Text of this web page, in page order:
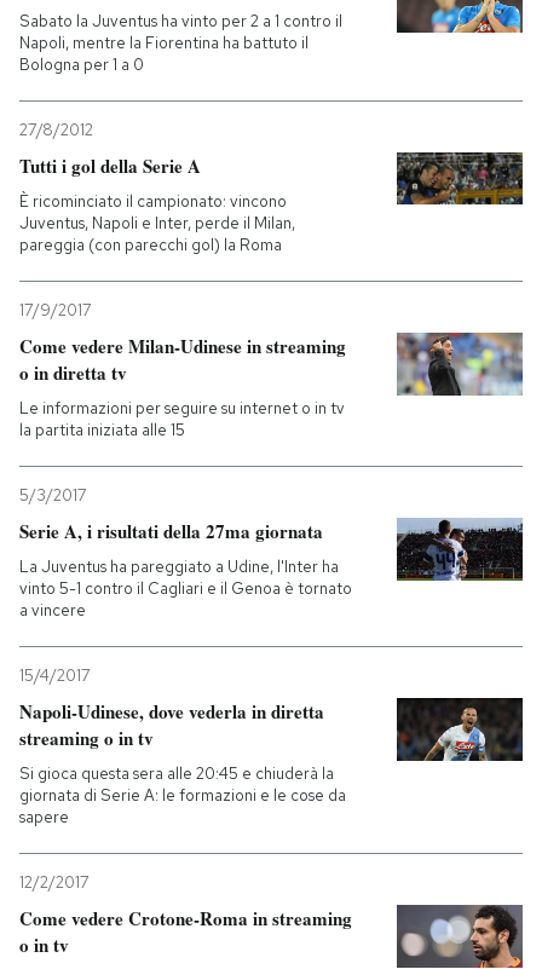
CALENDARIO
AREA PERSONALE
Entra
Sabato la Juventus ha vinto per 2 a 1 contro il
Napoli, mentre la Fiorentina ha battuto il
Bologna per 1 a 0
27/8/2012
Tutti i gol della Serie A
È ricominciato il campionato: vincono
Juventus, Napoli e Inter, perde il Milan,
pareggia (con parecchi gol) la Roma
17/9/2017
Come vedere Milan-Udinese in streaming
o in diretta tv
Le informazioni per seguire su internet o in tv
la partita iniziata alle 15
5/3/2017
Serie A, i risultati della 27ma giornata
La Juventus ha pareggiato a Udine, l'Inter ha
vinto 5-1 contro il Cagliari e il Genoa è tornato
a vincere
15/4/2017
Napoli-Udinese, dove vederla in diretta
streaming o in tv
Si gioca questa sera alle 20:45 e chiuderà la
giornata di Serie A: le formazioni e le cose da
sapere
12/2/2017
Come vedere Crotone-Roma in streaming
o in tv